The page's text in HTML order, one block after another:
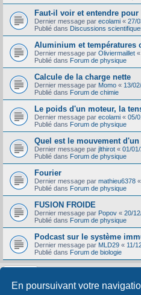
En poursuivant votre
Faut-il voir et entendre
Dernier message par ecolami « 27/
Publié dans Discussions
Aluminium et températures
Dernier message par Oliviermaillet «
Publié dans Forum de physique
Calcule de la charge nette
Dernier message par Momo « 13/
Publié dans Forum de chimie
Le poids d'un moteur, la
Dernier message par ecolami « 05/
Publié dans Forum de physique
Quel est le mouvement
Dernier message par jlthirot « 01/
Publié dans Forum de physique
Fourier
Dernier message par mathieu6378 «
Publié dans Forum de physique
FUSION FROIDE
Dernier message par Popov « 20/
Publié dans Forum de physique
Podcast sur le système
Dernier message par MLD29 « 11/
Publié dans Forum de biologie
La recherche a retourné 356 résultats